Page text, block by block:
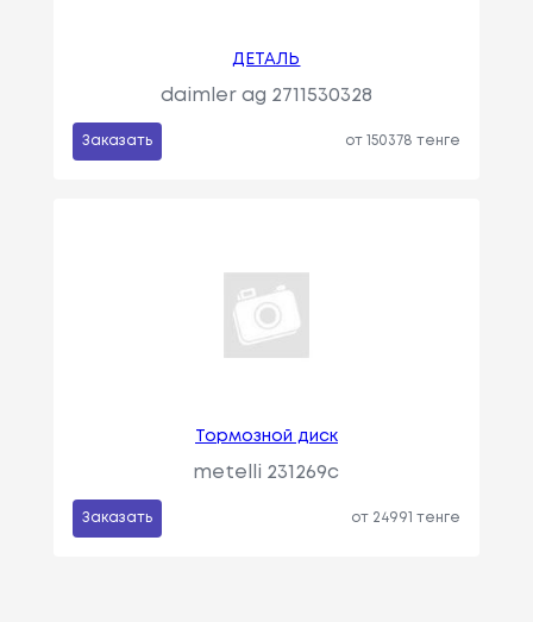
ДЕТАЛЬ
daimler ag 2711530328
Заказать от 150378 тенге
Тормозной диск
metelli 231269c
Заказать от 24991 тенге